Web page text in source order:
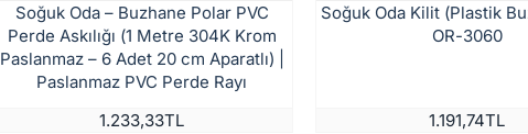
Soğuk Oda – Buzhane Polar PVC
Perde Askılığı (1 Metre 304K Krom
Paslanmaz – 6 Adet 20 cm Aparatlı) |
Paslanmaz PVC Perde Rayı
1.233,33TL
Soğuk Oda Kilit (Plastik
OR-3060
1.191,74TL